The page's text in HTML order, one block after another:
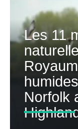
Les 11
Norfolk